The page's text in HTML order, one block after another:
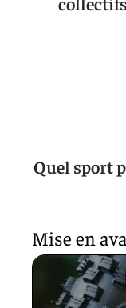
Quel sport
Mise en